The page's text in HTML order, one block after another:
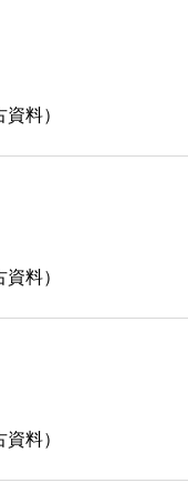
料）
料）
料）